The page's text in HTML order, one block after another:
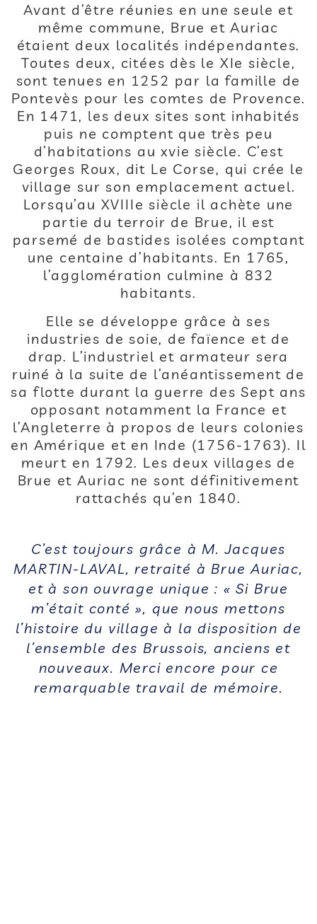
Avant d’être réunies en une seule et
même commune, Brue et Auriac
étaient deux localités indépendantes.
Toutes deux, citées dès le XIe siècle,
sont tenues en 1252 par la famille de
Pontevès pour les comtes de Provence.
En 1471, les deux sites sont inhabités
puis ne comptent que très peu
d’habitations au xvie siècle. C’est
Georges Roux, dit Le Corse, qui crée le
village sur son emplacement actuel.
Lorsqu’au XVIIIe siècle il achète une
partie du terroir de Brue, il est
parsemé de bastides isolées comptant
une centaine d’habitants. En 1765,
l’agglomération culmine à 832
habitants.
Elle se développe grâce à ses
industries de soie, de faïence et de
drap. L’industriel et armateur sera
ruiné à la suite de l’anéantissement de
sa flotte durant la guerre des Sept ans
opposant notamment la France et
l’Angleterre à propos de leurs colonies
en Amérique et en Inde (1756-1763). Il
meurt en 1792. Les deux villages de
Brue et Auriac ne sont définitivement
rattachés qu’en 1840.
C’est toujours grâce à M. Jacques
MARTIN-LAVAL, retraité à Brue Auriac,
et à son ouvrage unique : « Si Brue
m’était conté », que nous mettons
l’histoire du village à la disposition de
l’ensemble des Brussois, anciens et
nouveaux. Merci encore pour ce
remarquable travail de mémoire.